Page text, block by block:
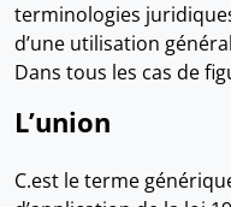
terminologies
d’une utilisation
Dans tous les cas de
L’union
C.est le terme